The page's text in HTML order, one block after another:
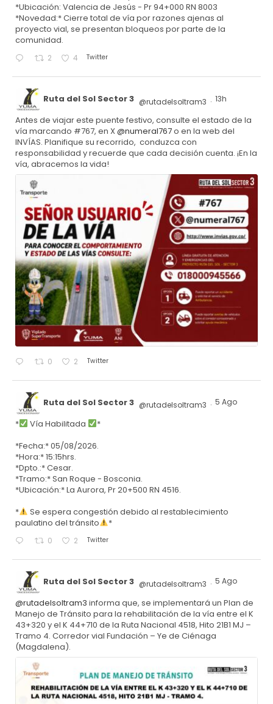
*Ubicación: Valencia de Jesús - Pr 94+000 RN 8003
*Novedad:* Cierre total de vía por razones ajenas al
proyecto vial, se presentan bloqueos por parte de la
comunidad.
2 4 Twitter
Ruta del Sol Sector 3 @rutadelsoltram3 · 13h
Antes de viajar este puente festivo, consulte el estado de la
vía marcando #767, en X@numeral767o en la web del
INVÍAS. Planifique su recorrido, conduzca con
responsabilidad y recuerde que cada decisión cuenta. ¡En la
vía, abracemos la vida!
0 2 Twitter
Ruta del Sol Sector 3 @rutadelsoltram3 · 5 Ago
* Vía Habilitada
*
*Fecha:* 05/08/2026.
*Hora:* 15:15hrs.
*Dpto.:* Cesar.
*Tramo:* San Roque - Bosconia.
*Ubicación:* La Aurora, Pr 20+500 RN 4516.
*
Se espera congestión debido al restablecimiento
paulatino del tránsito
*
0 2 Twitter
Ruta del Sol Sector 3 @rutadelsoltram3 · 5 Ago
@rutadelsoltram3 informa que, se implementará un Plan de
Manejo de Tránsito para la rehabilitación de la vía entre el K
43+320 y el K 44+710 de la Ruta Nacional 4518, Hito 21B1 MJ –
Tramo 4. Corredor vial Fundación – Ye de Ciénaga
(Magdalena).